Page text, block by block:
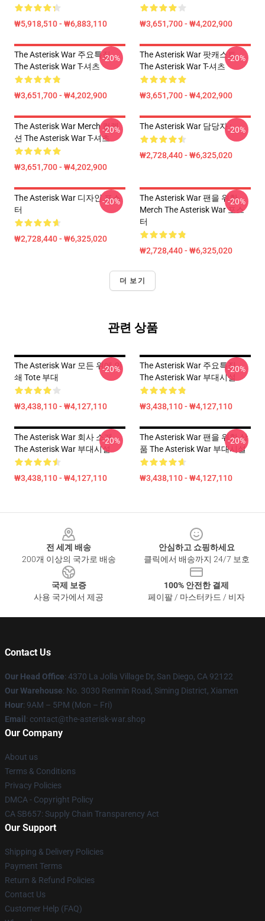
₩5,918,510 - ₩6,883,110 ₩3,651,700 - ₩4,202,900
The Asterisk War 주요특징
The Asterisk War T-셔츠
₩3,651,700 - ₩4,202,900
-20%
The Asterisk War 팟캐스트
The Asterisk War T-셔츠
₩3,651,700 - ₩4,202,900
-20%
The Asterisk War Merch 컬렉
션 The Asterisk War T-셔츠
₩3,651,700 - ₩4,202,900
-20% The Asterisk War 담당자 :
₩2,728,440 - ₩6,325,020
-20%
The Asterisk War 디자인 포스
터
₩2,728,440 - ₩6,325,020
-20%
The Asterisk War 팬을 위한
Merch The Asterisk War 포스
터
₩2,728,440 - ₩6,325,020
-20%
더 보기
관련 상품
The Asterisk War 모든 위에 인
쇄 Tote 부대
₩3,438,110 - ₩4,127,110
-20%
The Asterisk War 주요특징
The Asterisk War 부대시설
₩3,438,110 - ₩4,127,110
-20%
The Asterisk War 회사 소개
The Asterisk War 부대시설
₩3,438,110 - ₩4,127,110
-20%
The Asterisk War 팬을 위한 상
품 The Asterisk War 부대시설
₩3,438,110 - ₩4,127,110
-20%
전 세계 배송
200개 이상의 국가로 배송
안심하고 쇼핑하세요
클릭에서 배송까지 24/7 보호
국제 보증
사용 국가에서 제공
100% 안전한 결제
페이팔 / 마스터카드 / 비자
Contact Us
Our Head Office: 4370 La Jolla Village Dr, San Diego, CA 92122
Our Warehouse: No. 3030 Renmin Road, Siming District, Xiamen
Hour: 9AM – 5PM (Mon – Fri)
Email : contact@the-asterisk-war.shop
Our Company
About us
Terms & Conditions
Privacy Policies
DMCA - Copyright Policy
CA SB657: Supply Chain Transparency Act
Our Support
Shipping & Delivery Policies
Payment Terms
Return & Refund Policies
Contact Us
Customer Help (FAQ)